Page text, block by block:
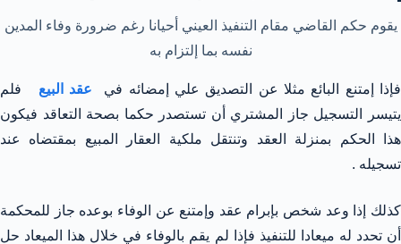
يقوم حكم القاضي مقام التنفيذ العيني أحيانا رغم ضرورة وفاء المدين
نفسه بما إلتزام به
فإذا إمتنع البائع مثلا عن التصديق علي إمضائه في عقد البيع
فلم
يتيسر التسجيل جاز المشتري أن تستصدر حكما بصحة التعاقد فيكون
هذا الحكم بمنزلة العقد وتنتقل ملكية العقار المبيع بمقتضاه عند
تسجيله .
كذلك إذا وعد شخص بإبرام عقد وإمتنع عن الوفاء بوعده جاز للمحكمة
أن تحدد له ميعادا للتنفيذ فإذا لم يقم بالوفاء في خلال هذا الميعاد حل